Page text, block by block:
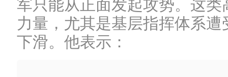
力量，尤其是基层指挥体系
下滑。他表示：